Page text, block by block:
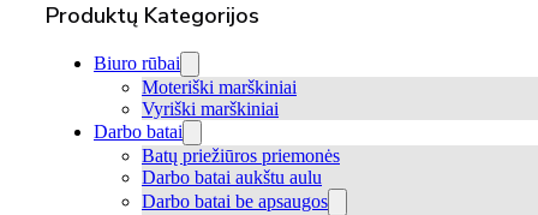
Produktų Kategorijos
Biuro rūbai
Moteriški marškiniai
Vyriški marškiniai
Darbo batai
Batų priežiūros priemonės
Darbo batai aukštu aulu
Darbo batai be apsaugos